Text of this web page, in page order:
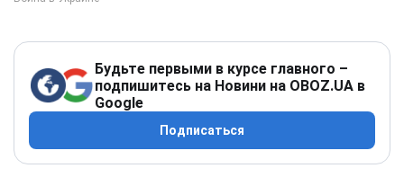
Будьте первыми в курсе главного –
подпишитесь на Новини на OBOZ.UA в
Google
Подписаться